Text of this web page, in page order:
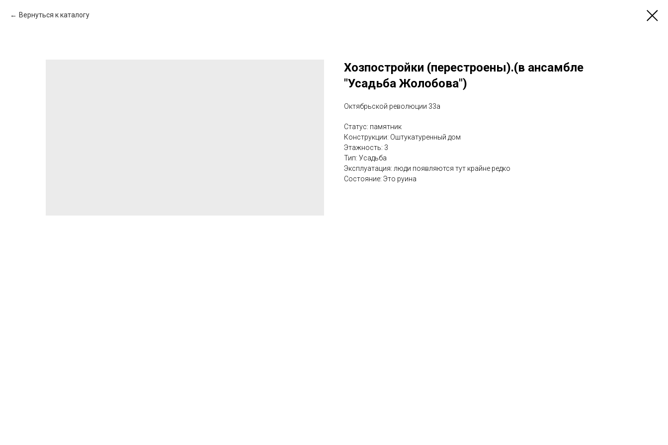
Вернуться к каталогу
Хозпостройки (перестроены).(в ансамбле
"Усадьба Жолобова")
Октябрьской революции 33а
Статус: памятник
Конструкции: Оштукатуренный дом
Этажность: 3
Тип: Усадьба
Эксплуатация: люди появляются тут крайне редко
Состояние: Это руина